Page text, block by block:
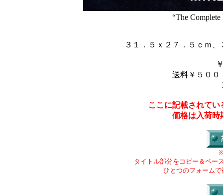
“The
３１．５ｘ２７．５ｃｍ
送料￥５００
ここに記載されて
価格は入荷時
タイトル部分をコピー＆ペー
ひとつのフォーム